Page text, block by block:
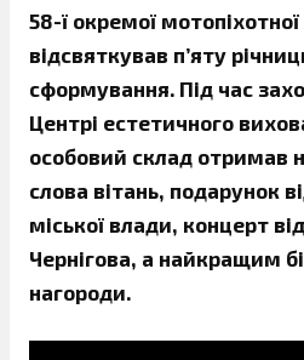
58-ї окремої
відсвяткував п’яту
сформування. Під час
Центрі естетичного
особовий склад отримав
слова вітань, подарунок
міської влади, концерт
Чернігова, а найкращим
нагороди.